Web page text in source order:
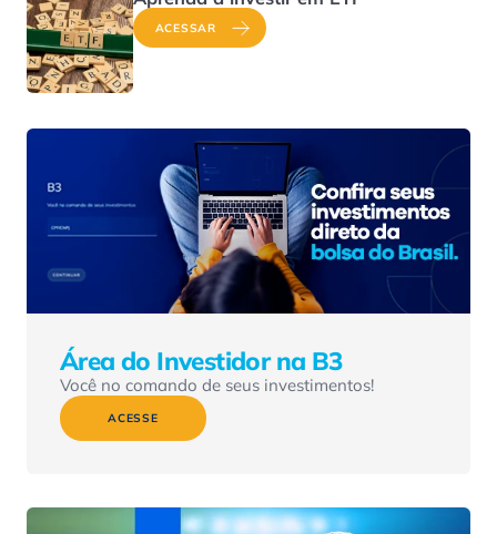
ACESSAR
Área do Investidor na B3
Você no comando de seus investimentos!
ACESSE